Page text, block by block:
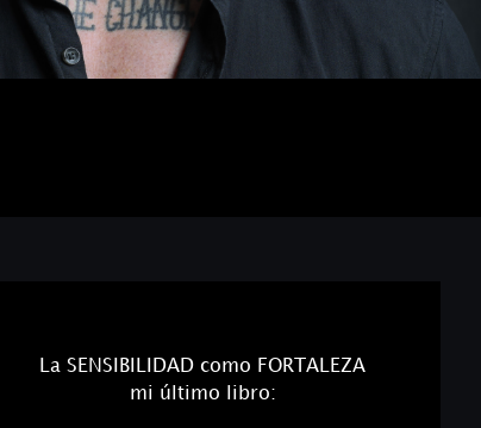
La SENSIBILIDAD como FORTALEZA
mi último libro: